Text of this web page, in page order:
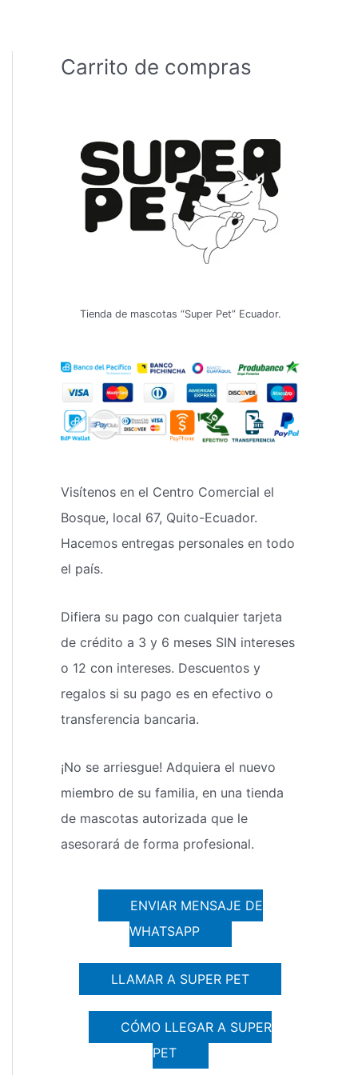
Carrito de compras
Tienda de mascotas “Super Pet” Ecuador.
Visítenos en el Centro Comercial el
Bosque, local 67, Quito-Ecuador.
Hacemos entregas personales en todo
el país.
Difiera su pago con cualquier tarjeta
de crédito a 3 y 6 meses SIN intereses
o 12 con intereses. Descuentos y
regalos si su pago es en efectivo o
transferencia bancaria.
¡No se arriesgue! Adquiera el nuevo
miembro de su familia, en una tienda
de mascotas autorizada que le
asesorará de forma profesional.
ENVIAR MENSAJE DE
WHATSAPP
LLAMAR A SUPER PET
CÓMO LLEGAR A SUPER
PET